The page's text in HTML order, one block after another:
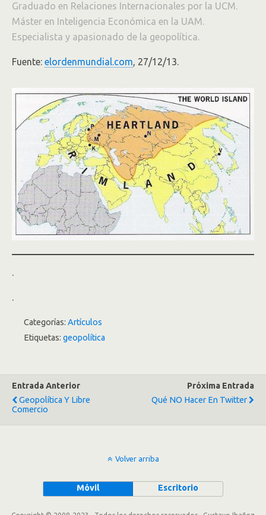
Graduado en Relaciones Internacionales por la UCM.
Máster en Inteligencia Económica en la UAM.
Especialista y apasionado de la geopolítica.
Fuente: elordenmundial.com, 27/12/13.
.
.
Categorías: Artículos
Etiquetas: geopolítica
Entrada Anterior
Geopolítica Y Libre
Comercio
Próxima Entrada
Qué NO Hacer En Twitter
Volver arriba
Móvil Escritorio